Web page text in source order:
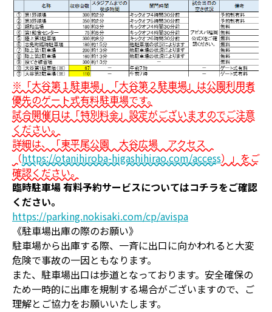
※「大谷第１駐車場」「大谷第２駐車場」は公園利用者
優先のゲート式有料駐車場です。
試合開催日は「特別料金」設定がございますのでご注意
ください。
詳細は、「東平尾公園 大谷広場 アクセス
（https://otanihiroba-higashihirao.com/access）」をご
確認ください。
臨時駐車場 有料予約サービスについてはコチラをご確認
ください。
https://parking.nokisaki.com/cp/avispa
《駐車場出庫の際のお願い》
駐車場から出庫する際、一斉に出口に向かわれると大変
危険で事故の一因ともなります。
また、駐車場出口は歩道となっております。安全確保の
ため一時的に出庫を規制する場合がございますので、ご
理解とご協力をお願いいたします。